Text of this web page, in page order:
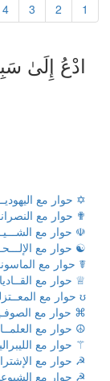
1
2
3
4
ادْعُ إِلَىٰ
✡ حوار مع
✟ حوار مع
☫ حوار مع
☯ حوار مع
☤ حوار مع
♕ حوار مع
ʊ حوار مع المعــتزلــة
⌘ حوار مع
☮ حوار مع
⚚ حوار مع
☭ حوار مع
☭ حوار مع